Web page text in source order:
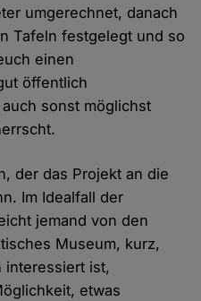
umgerechnet, danach
Tafeln festgelegt und so
einen
öffentlich
sonst möglichst
der das Projekt an die
Im Idealfall der
jemand von den
Museum, kurz,
interessiert ist,
etwas